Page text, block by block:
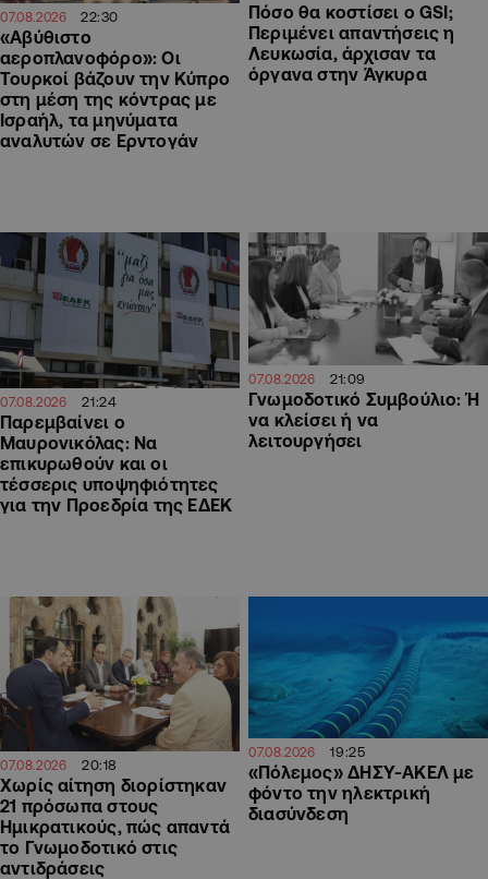
07.08.2026 22:30
«Αβύθιστο
αεροπλανοφόρο»: Οι
Τουρκοί βάζουν την Κύπρο
στη μέση της κόντρας με
Ισραήλ, τα μηνύματα
αναλυτών σε Ερντογάν
Πόσο θα κοστίσει ο GSI;
Περιμένει απαντήσεις η
Λευκωσία, άρχισαν τα
όργανα στην Άγκυρα
07.08.2026 21:24
Παρεμβαίνει ο
Μαυρονικόλας: Να
επικυρωθούν και οι
τέσσερις υποψηφιότητες
για την Προεδρία της ΕΔΕΚ
07.08.2026 21:09
Γνωμοδοτικό Συμβούλιο: Ή
να κλείσει ή να
λειτουργήσει
07.08.2026 20:18
Χωρίς αίτηση διορίστηκαν
21 πρόσωπα στους
Ημικρατικούς, πώς απαντά
το Γνωμοδοτικό στις
αντιδράσεις
07.08.2026 19:25
«Πόλεμος» ΔΗΣΥ-ΑΚΕΛ με
φόντο την ηλεκτρική
διασύνδεση